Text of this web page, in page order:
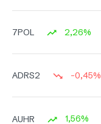
7POL 2,26%
ADRS2 -0,45%
AUHR 1,56%